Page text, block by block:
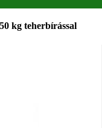
kg teherbírással